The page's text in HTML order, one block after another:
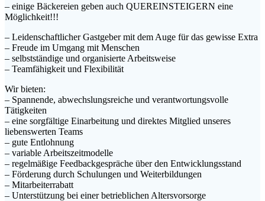
– einige Bäckereien geben auch QUEREINSTEIGERN eine
Möglichkeit!!!
– Leidenschaftlicher Gastgeber mit dem Auge für das gewisse Extra
– Freude im Umgang mit Menschen
– selbstständige und organisierte Arbeitsweise
– Teamfähigkeit und Flexibilität
Wir bieten:
– Spannende, abwechslungsreiche und verantwortungsvolle
Tätigkeiten
– eine sorgfältige Einarbeitung und direktes Mitglied unseres
liebenswerten Teams
– gute Entlohnung
– variable Arbeitszeitmodelle
– regelmäßige Feedbackgespräche über den Entwicklungsstand
– Förderung durch Schulungen und Weiterbildungen
– Mitarbeiterrabatt
– Unterstützung bei einer betrieblichen Altersvorsorge